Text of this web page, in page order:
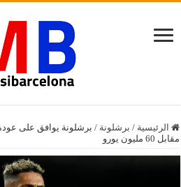
الرئيسية / برشلونة / برشلونة يوافق على عودة
مقابل 60 مليون يورو